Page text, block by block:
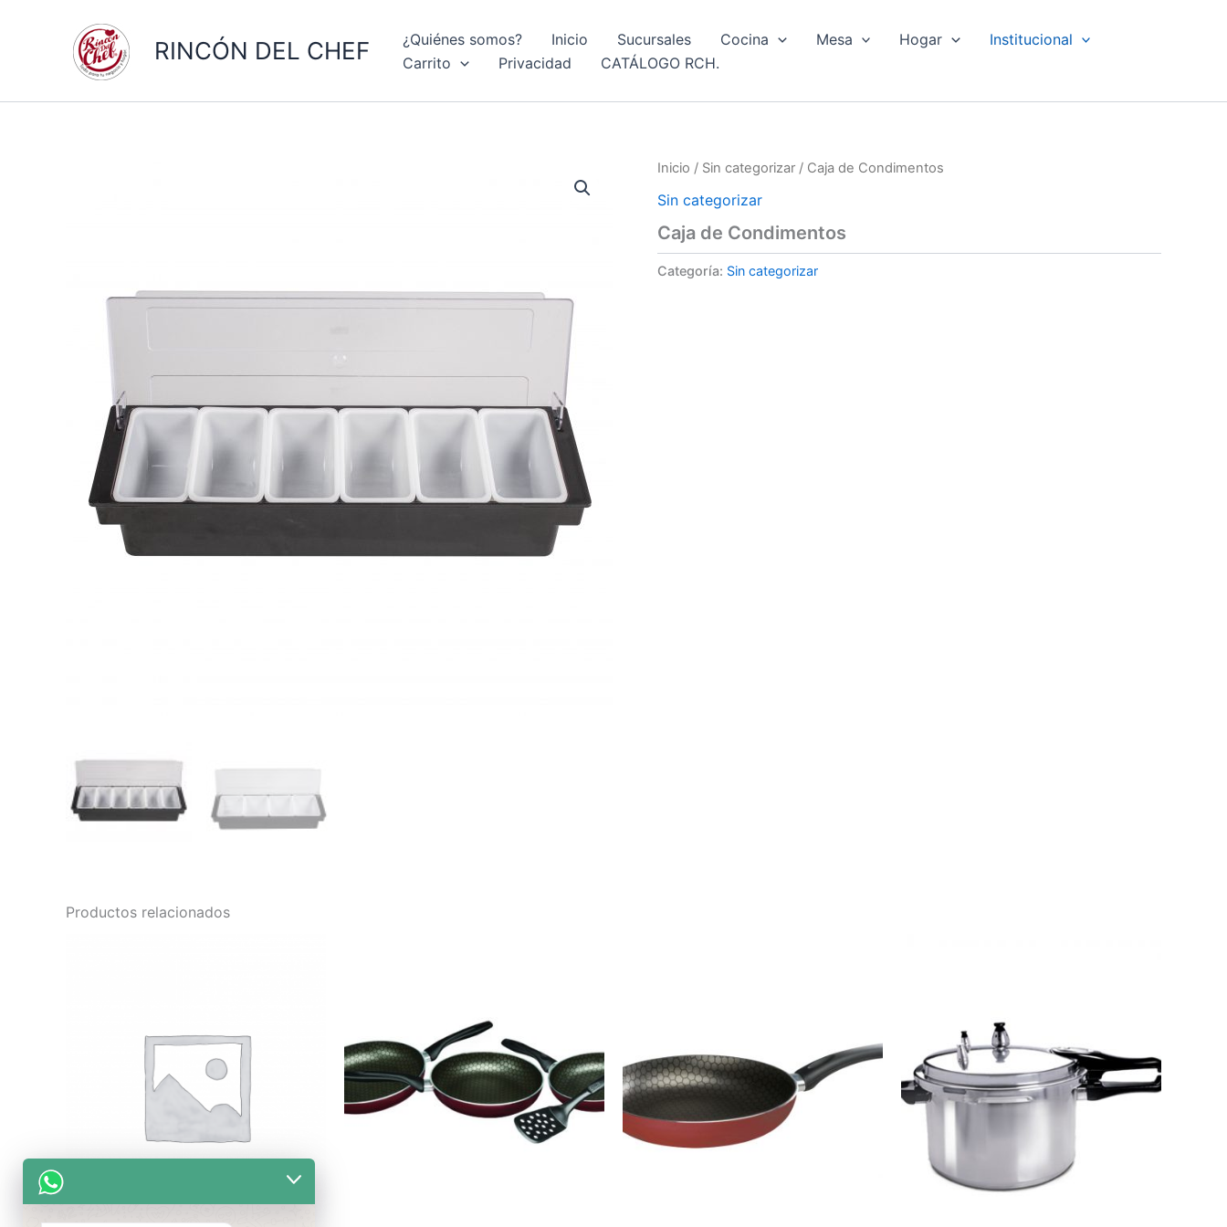
RINCÓN DEL CHEF ¿Quiénes somos? Inicio Sucursales Cocina Mesa Hogar
Institucional
Carrito
Privacidad CATÁLOGO RCH.
Inicio / Sin categorizar / Caja de Condimentos
Sin categorizar
Caja de Condimentos
Categoría: Sin categorizar
Productos relacionados